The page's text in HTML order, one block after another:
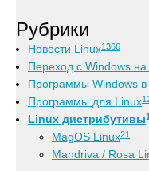
Рубрики
Новости Linux1366
Переход с Windows
Программы Windows в
Программы для Linux
Linux дистрибутивы
MagOS Linux21
Mandriva / Rosa